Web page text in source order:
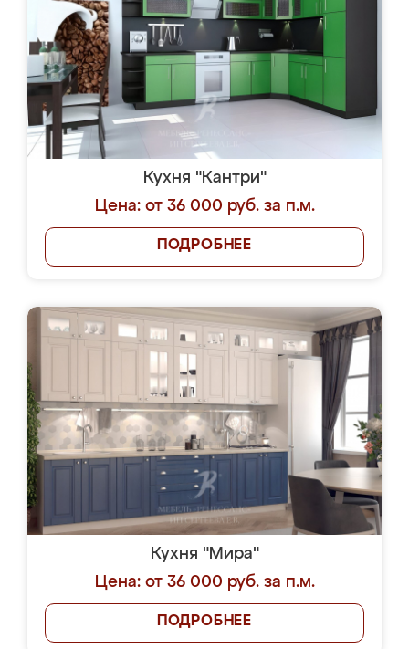
Кухня "Кантри"
Цена: от 36 000 руб. за п.м.
ПОДРОБНЕЕ
Кухня "Мира"
Цена: от 36 000 руб. за п.м.
ПОДРОБНЕЕ